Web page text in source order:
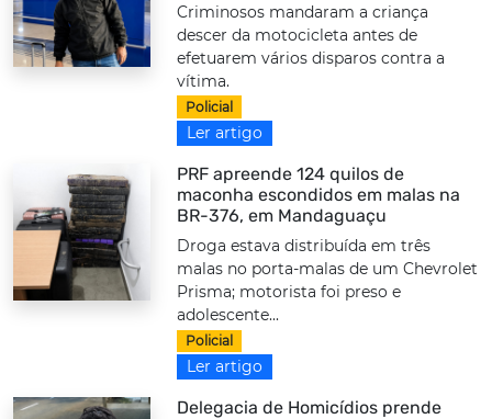
Criminosos mandaram a criança
descer da motocicleta antes de
efetuarem vários disparos contra a
vítima.
Policial
Ler artigo
PRF apreende 124 quilos de
maconha escondidos em malas na
BR-376, em Mandaguaçu
Droga estava distribuída em três
malas no porta-malas de um Chevrolet
Prisma; motorista foi preso e
adolescente...
Policial
Ler artigo
Delegacia de Homicídios prende